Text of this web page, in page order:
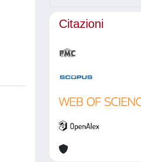
Citazioni